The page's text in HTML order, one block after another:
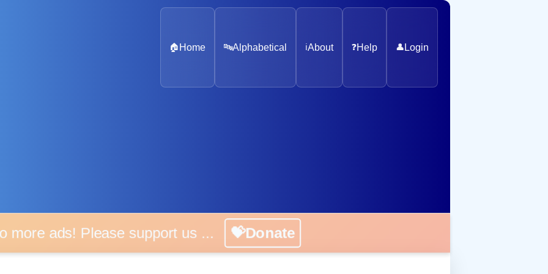
🏠 Home 🔤Alphabetical ℹ️About ❓Help 👤 Login
ads! Please support us ... 💝Donate